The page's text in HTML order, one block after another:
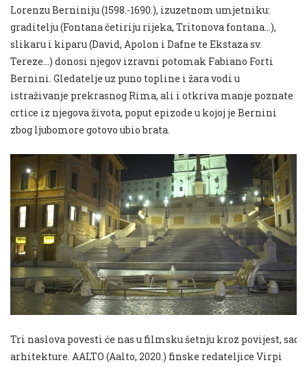
Lorenzu Berniniju (1598.-1690.), izuzetnom umjetniku:
graditelju (Fontana četiriju rijeka, Tritonova fontana…),
slikaru i kiparu (David, Apolon i Dafne te Ekstaza sv.
Tereze…) donosi njegov izravni potomak Fabiano Forti
Bernini. Gledatelje uz puno topline i žara vodi u
istraživanje prekrasnog Rima, ali i otkriva manje poznate
crtice iz njegova života, poput epizode u kojoj je Bernini
zbog ljubomore gotovo ubio brata.
Tri naslova povesti će nas u filmskušetnju kroz povijest, sada
arhitekture. AALTO (Aalto, 2020.) finske redateljice Virpi